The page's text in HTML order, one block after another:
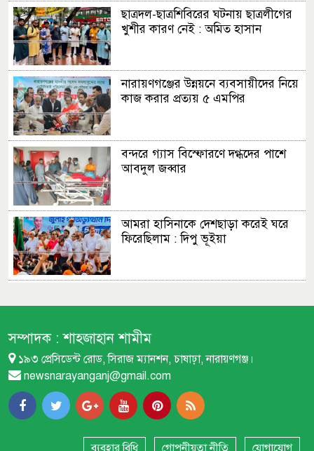
ছাত্রদল-ছাত্রশিবিরের ঘটনায় ছাত্রলীগের
খুশীর কারণ নেই : অমিত হাসান
নারায়ণগঞ্জের উন্নয়নে ব্যবসায়ীদের নিয়ে
কাজ করার প্রত্যয় ৫ এমপির
বন্দরে গ্যাস বিস্ফোরণে দগ্ধদের পাশে
আবদুল জব্বার
আমরা হাসিনাকে দেশছাড়া করেই ঘরে
ফিরেছিলাম : দিপু ভূইয়া
থানা
বন্দরে বিস্ফোরণে একই পরিবারের
শিশুসহ ৩ জন দগ্ধ
বন্দরে নতুন পানির পাম্প স্থাপনের
সম্পাদক :শাহজাহান শামীম
১৯৩ প্রেসিডেন্ট রোড, সিরাজ ম্যানশন, চাষাঢ়া, নারায়ণগঞ্জ।
newsnarayanganj@gmail.com